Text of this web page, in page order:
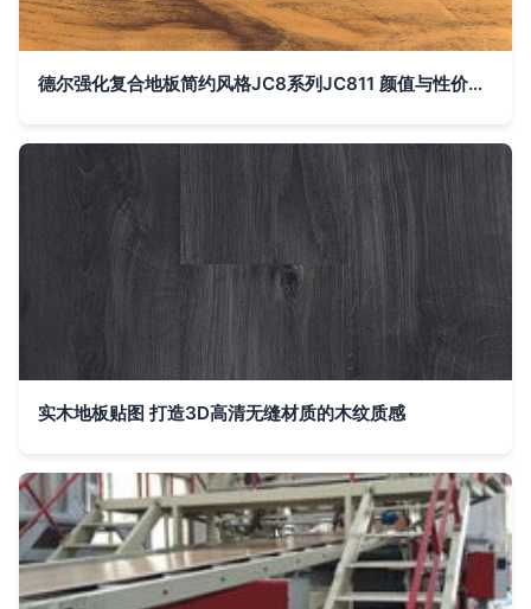
德尔强化复合地板简约风格JC8系列JC811 颜值与性价比的完美结合
实木地板贴图 打造3D高清无缝材质的木纹质感